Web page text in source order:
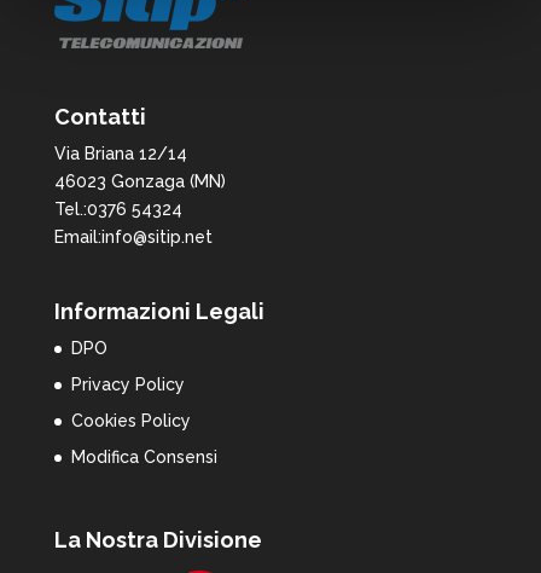
Contatti
Via Briana 12/14
46023 Gonzaga (MN)
Tel.:0376 54324
Email:info@sitip.net
Informazioni Legali
DPO
Privacy Policy
Cookies Policy
Modifica Consensi
La Nostra Divisione